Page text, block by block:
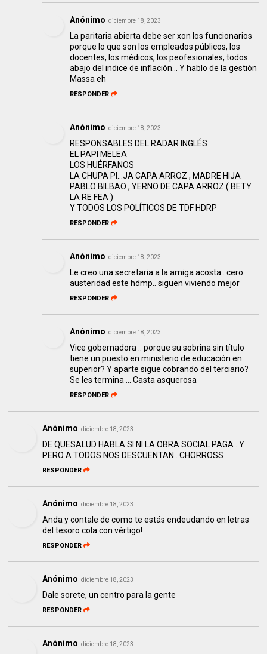
Anónimo diciembre 18, 2023
La paritaria abierta debe ser xon los funcionarios
porque lo que son los empleados públicos, los
docentes, los médicos, los peofesionales, todos
abajo del indice de inflación... Y hablo de la gestión
Massa eh
RESPONDER
Anónimo diciembre 18, 2023
RESPONSABLES DEL RADAR INGLÉS :
EL PAPI MELEA
LOS HUÉRFANOS
LA CHUPA PI…JA CAPA ARROZ , MADRE HIJA
PABLO BILBAO , YERNO DE CAPA ARROZ ( BETY
LA RE FEA )
Y TODOS LOS POLÍTICOS DE TDF HDRP
RESPONDER
Anónimo diciembre 18, 2023
Le creo una secretaria a la amiga acosta.. cero
austeridad este hdmp.. siguen viviendo mejor
RESPONDER
Anónimo diciembre 18, 2023
Vice gobernadora .. porque su sobrina sin título
tiene un puesto en ministerio de educación en
superior? Y aparte sigue cobrando del terciario?
Se les termina ... Casta asquerosa
RESPONDER
Anónimo diciembre 18, 2023
DE QUESALUD HABLA SI NI LA OBRA SOCIAL PAGA . Y
PERO A TODOS NOS DESCUENTAN . CHORROSS
RESPONDER
Anónimo diciembre 18, 2023
Anda y contale de como te estás endeudando en letras
del tesoro cola con vértigo!
RESPONDER
Anónimo diciembre 18, 2023
Dale sorete, un centro para la gente
RESPONDER
Anónimo diciembre 18, 2023